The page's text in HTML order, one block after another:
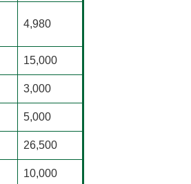
4,980
15,000
3,000
5,000
26,500
10,000